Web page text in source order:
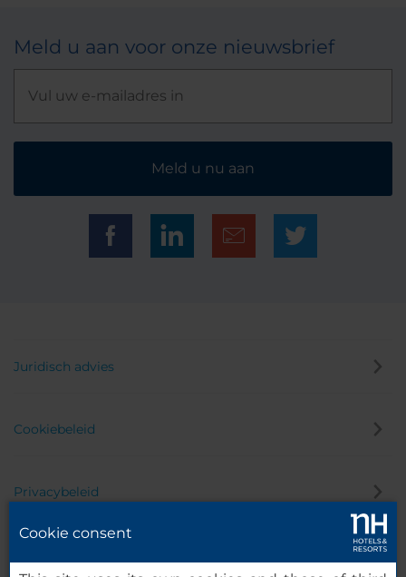
Meld u aan voor onze nieuwsbrief
Meld u nu aan
Juridisch advies
Cookiebeleid
Privacybeleid
Cookie consent